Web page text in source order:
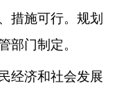
措施可行。规划
部门制定。
济和社会发展